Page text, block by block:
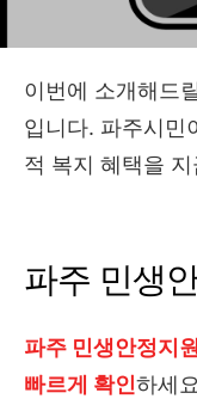
원 혜택
이번에 소개해드
입니다. 파주시민
적 복지 혜택을
파주 민생
파주 민생안정지
빠르게 확인하세